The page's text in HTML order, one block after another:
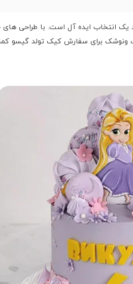
یک انتخاب ایده آل است. با طراحی
ونوشک برای سفارش کیک تولد گیسو